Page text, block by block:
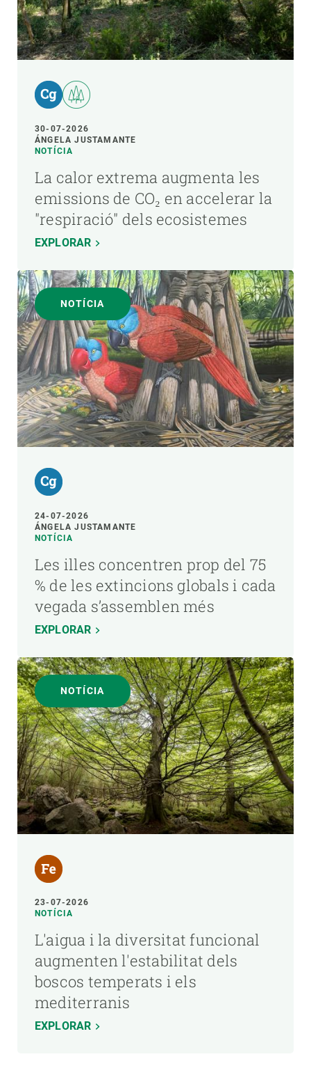
30-07-2026
ÁNGELA JUSTAMANTE
NOTÍCIA
La calor extrema augmenta les
emissions de CO₂ en accelerar la
"respiració" dels ecosistemes
EXPLORAR
NOTÍCIA
24-07-2026
ÁNGELA JUSTAMANTE
NOTÍCIA
Les illes concentren prop del 75
% de les extincions globals i cada
vegada s’assemblen més
EXPLORAR
NOTÍCIA
23-07-2026
NOTÍCIA
L'aigua i la diversitat funcional
augmenten l'estabilitat dels
boscos temperats i els
mediterranis
EXPLORAR